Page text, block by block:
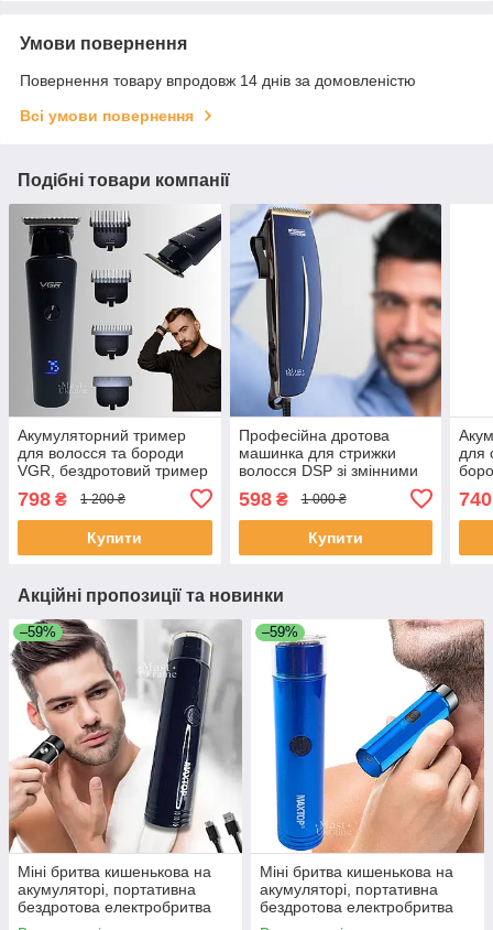
Умови повернення
Повернення товару впродовж 14 днів за домовленістю
Всі умови повернення
Подібні товари компанії
Акумуляторний тример
для волосся та бороди
VGR, бездротовий тример
Чорний V-937
798 ₴ 1 200 ₴
Купити
Професійна дротова
машинка для стрижки
волосся DSP зі змінними
90152-Blue
598₴ 1 000 ₴
Купити
для
740
Акційні пропозиції та новинки
–59%
Міні бритва кишенькова на
акумуляторі, портативна
бездротова електробритва
Чорна MNSH-21-Black
–59%
Міні бритва кишенькова на
акумуляторі, портативна
бездротова електробритва
Синя MNSH-21-Blue